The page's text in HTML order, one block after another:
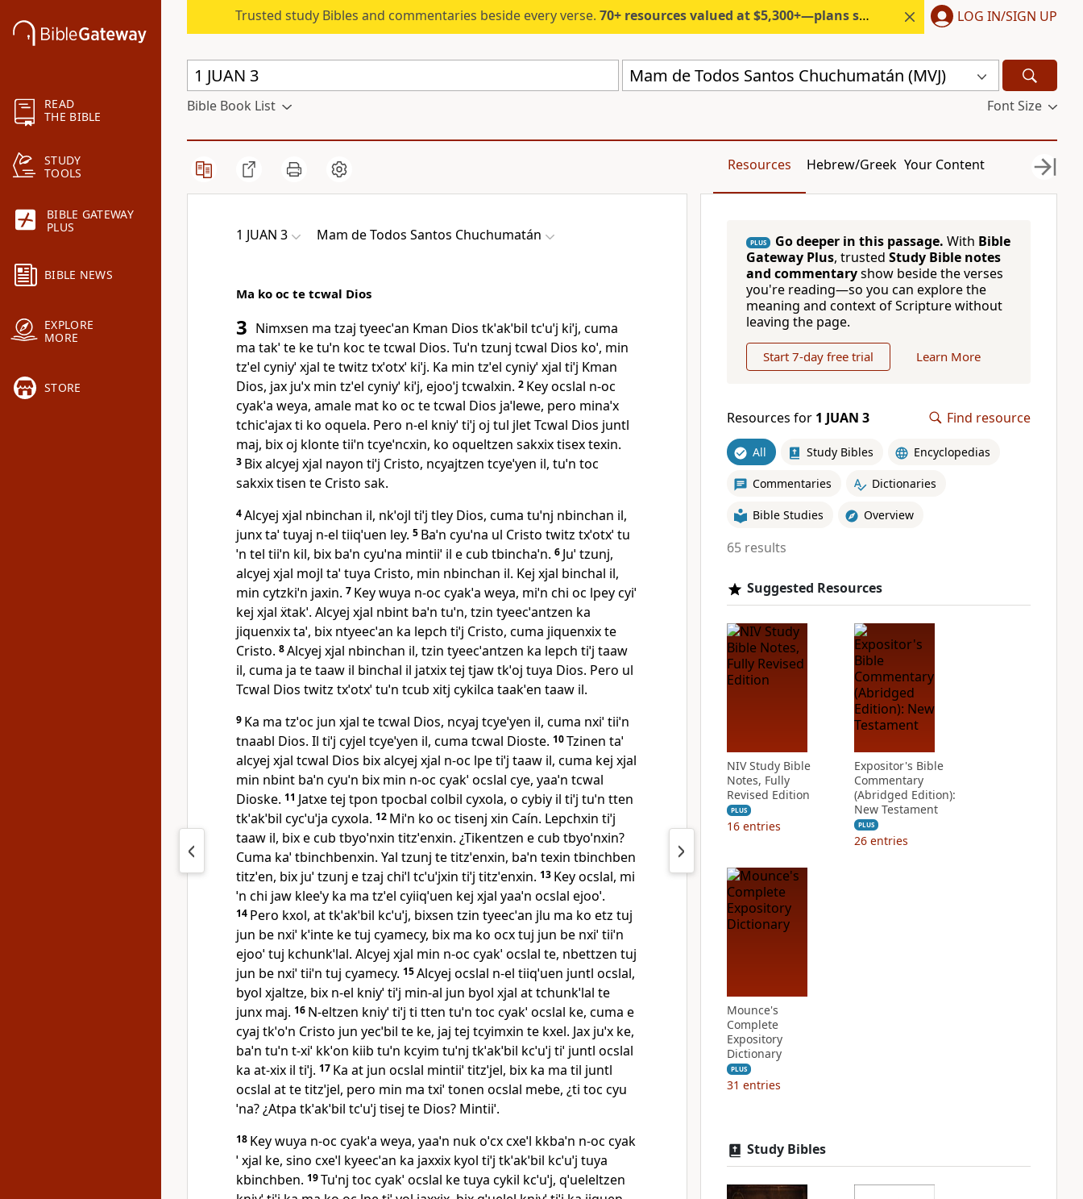
READ
THE BIBLE
STUDY
TOOLS
BIBLE GATEWAY
PLUS
BIBLE NEWS
EXPLORE
MORE
STORE
Trusted study Bibles and commentaries beside every verse. 70+ resources valued at $5,300+—plans start under $6/month. LOG IN/SIGN UP
Mam de Todos Santos Chuchumatán (MVJ)
Bible Book List Font Size
Resources Hebrew/Greek Your Content
1 JUAN 3 Mam de Todos Santos Chuchumatán
Ma ko oc te tcwal Dios
3 Nimxsen ma tzaj tyeecˈan Kman Dios tkˈakˈbil tcˈuˈj kiˈj, cuma
ma takˈ te ke tuˈn koc te tcwal Dios. Tuˈn tzunj tcwal Dios koˈ, min
tzˈel cyniyˈ xjal te twitz txˈotxˈ kiˈj. Ka min tzˈel cyniyˈ xjal tiˈj Kman
Dios, jax juˈx min tzˈel cyniyˈ kiˈj, ejooˈj tcwalxin. 2 Key ocslal n‑oc
cyakˈa weya, amale mat ko oc te tcwal Dios jaˈlewe, pero minaˈx
tchicˈajax ti ko oquela. Pero n‑el kniyˈ tiˈj oj tul jlet Tcwal Dios juntl
maj, bix oj klonte tiiˈn tcyeˈncxin, ko oqueltzen sakxix tisex texin.
3 Bix alcyej xjal nayon tiˈj Cristo, ncyajtzen tcyeˈyen il, tuˈn toc
sakxix tisen te Cristo sak.
4Alcyej xjal nbinchan il, nkˈojl tiˈj tley Dios, cuma tuˈnj nbinchan il,
junx taˈ tuyaj n‑el tiiqˈuen ley. 5 Baˈn cyuˈna ul Cristo twitz txˈotxˈ tu
ˈn tel tiiˈn kil, bix baˈn cyuˈna mintiiˈ il e cub tbinchaˈn. 6 Juˈ tzunj,
alcyej xjal mojl taˈ tuya Cristo, min nbinchan il. Kej xjal binchal il,
min cytzkiˈn jaxin. 7 Key wuya n‑oc cyakˈa weya, miˈn chi oc lpey cyiˈ
kej xjal ẍtakˈ. Alcyej xjal nbint baˈn tuˈn, tzin tyeecˈantzen ka
jiquenxix taˈ, bix ntyeecˈan ka lepch tiˈj Cristo, cuma jiquenxix te
Cristo. 8Alcyej xjal nbinchan il, tzin tyeecˈantzen ka lepch tiˈj taaw
il, cuma ja te taaw il binchal il jatxix tej tjaw tkˈoj tuya Dios. Pero ul
Tcwal Dios twitz txˈotxˈ tuˈn tcub xitj cykilca taakˈen taaw il.
9 Ka ma tzˈoc jun xjal te tcwal Dios, ncyaj tcyeˈyen il, cuma nxiˈ tiiˈn
tnaabl Dios. Il tiˈj cyjel tcyeˈyen il, cuma tcwal Dioste. 10Tzinen taˈ
alcyej xjal tcwal Dios bix alcyej xjal n‑oc lpe tiˈj taaw il, cuma kej xjal
min nbint baˈn cyuˈn bix min n‑oc cyakˈ ocslal cye, yaaˈn tcwal
Dioske. 11 Jatxe tej tpon tpocbal colbil cyxola, o cybiy il tiˈj tuˈn tten
tkˈakˈbil cycˈuˈja cyxola. 12 Miˈn ko oc tisenj xin Caín. Lepchxin tiˈj
taaw il, bix e cub tbyoˈnxin titzˈenxin. ¿Tikentzen e cub tbyoˈnxin?
Cuma kaˈ tbinchbenxin. Yal tzunj te titzˈenxin, baˈn texin tbinchben
titzˈen, bix juˈ tzunj e tzaj chiˈl tcˈuˈjxin tiˈj titzˈenxin. 13 Key ocslal, mi
ˈn chi jaw kleeˈy ka ma tzˈel cyiiqˈuen kej xjal yaaˈn ocslal ejooˈ.
14 Pero kxol, at tkˈakˈbil kcˈuˈj, bixsen tzin tyeecˈan jlu ma ko etz tuj
jun be nxiˈ kˈinte ke tuj cyamecy, bix ma ko ocx tuj jun be nxiˈ tiiˈn
ejooˈ tuj kchunkˈlal. Alcyej xjal min n‑oc cyakˈ ocslal te, nbettzen tuj
jun be nxiˈ tiiˈn tuj cyamecy. 15Alcyej ocslal n‑el tiiqˈuen juntl ocslal,
byol xjaltze, bix n‑el kniyˈ tiˈj min‑al jun byol xjal at tchunkˈlal te
junx maj. 16 N‑eltzen kniyˈ tiˈj ti tten tuˈn toc cyakˈ ocslal ke, cuma e
cyaj tkˈoˈn Cristo jun yecˈbil te ke, jaj tej tcyimxin te kxel. Jax juˈx ke,
baˈn tuˈn t‑xiˈ kkˈon kiib tuˈn kcyim tuˈnj tkˈakˈbil kcˈuˈj tiˈ juntl ocslal
ka at‑xix il tiˈj. 17 Ka at jun ocslal mintiiˈ titzˈjel, bix ka ma til juntl
ocslal at te titzˈjel, pero min ma txiˈ tonen ocslal mebe, ¿ti toc cyu
ˈna? ¿Atpa tkˈakˈbil tcˈuˈj tisej te Dios? Mintiiˈ.
18 Key wuya n‑oc cyakˈa weya, yaaˈn nuk oˈcx cxeˈl kkbaˈn n‑oc cyak
ˈ xjal ke, sino cxeˈl kyeecˈan ka jaxxix kyol tiˈj tkˈakˈbil kcˈuˈj tuya
kbinchben. 19Tuˈnj toc cyakˈ ocslal ke tuya cykil kcˈuˈj, qˈueleltzen
PLUS Go deeper in this passage. With Bible
Gateway Plus, trusted Study Bible notes
and commentaryshow beside the verses
you're reading—so you can explore the
meaning and context of Scripture without
leaving the page.
Start 7-day free trial Learn More
Resources for 1 JUAN 3 Find resource
All Study Bibles Encyclopedias
Commentaries Dictionaries
Bible Studies Overview
65 results
Suggested Resources
NIV Study Bible
Notes, Fully
Revised Edition
PLUS
16 entries
Expositor's Bible
Commentary
(Abridged Edition):
New Testament
PLUS
26 entries
Mounce's
Complete
Expository
Dictionary
PLUS
31 entries
Study Bibles